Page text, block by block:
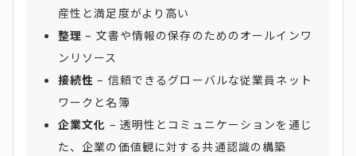
産性と満足度がより高い
整理– 文書や情報の保存のためのオールインワ
ンリソース
接続性 – 信頼できるグローバルな従業員ネット
ワークと名簿
企業文化 – 透明性とコミュニケーションを通じ
た、企業の価値観に対する共通認識の構築